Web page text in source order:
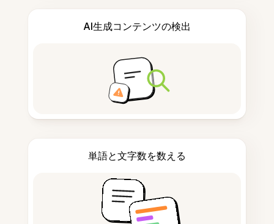
AI生成コンテンツの検出
単語と文字数を数える